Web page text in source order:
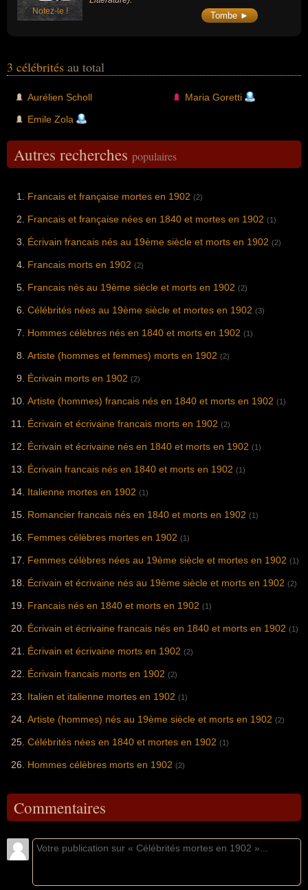
Notez-le ! Tombe ►
3 célébrités au total
Aurélien Scholl
Emile Zola
Maria Goretti
Autres recherches populaires
Francais et française mortes en 1902 (2)
Francais et française nées en 1840 et mortes en 1902 (1)
Écrivain francais nés au 19ème siècle et morts en 1902 (2)
Francais morts en 1902 (2)
Francais nés au 19ème siècle et morts en 1902 (2)
Célébrités nées au 19ème siècle et mortes en 1902 (3)
Hommes célèbres nés en 1840 et morts en 1902 (1)
Artiste (hommes et femmes) morts en 1902 (2)
Écrivain morts en 1902 (2)
Artiste (hommes) francais nés en 1840 et morts en 1902 (1)
Écrivain et écrivaine francais morts en 1902 (2)
Écrivain et écrivaine nés en 1840 et morts en 1902 (1)
Écrivain francais nés en 1840 et morts en 1902 (1)
Italienne mortes en 1902 (1)
Romancier francais nés en 1840 et morts en 1902 (1)
Femmes célèbres mortes en 1902 (1)
Femmes célèbres nées au 19ème siècle et mortes en 1902 (1)
Écrivain et écrivaine nés au 19ème siècle et morts en 1902 (2)
Francais nés en 1840 et morts en 1902 (1)
Écrivain et écrivaine francais nés en 1840 et morts en 1902 (1)
Écrivain et écrivaine morts en 1902 (2)
Écrivain francais morts en 1902 (2)
Italien et italienne mortes en 1902 (1)
Artiste (hommes) nés au 19ème siècle et morts en 1902 (2)
Célébrités nées en 1840 et mortes en 1902 (1)
Hommes célèbres morts en 1902 (2)
Commentaires